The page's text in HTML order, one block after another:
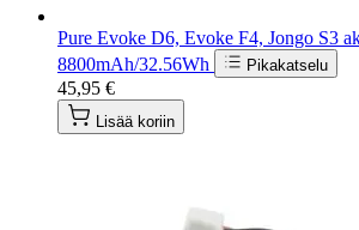
Pure Evoke D6, Evoke F4, Jongo S3
8800mAh/32.56Wh
Pikakatselu
45,95 €
Lisää koriin